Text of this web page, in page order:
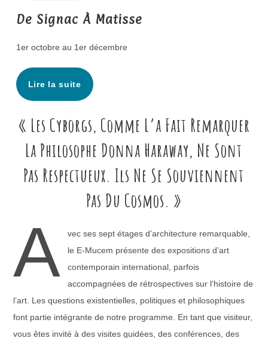
De Signac À Matisse
1er octobre au 1er décembre
Lire la suite
« Les Cyborgs, Comme L’a Fait Remarquer
La Philosophe Donna Haraway, Ne Sont
Pas Respectueux. Ils Ne Se Souviennent
Pas Du Cosmos. »
A
vec ses sept étages d’architecture remarquable,
le E-Mucem présente des expositions d’art
contemporain international, parfois
accompagnées de rétrospectives sur l’histoire de
l’art. Les questions existentielles, politiques et philosophiques
font partie intégrante de notre programme. En tant que visiteur,
vous êtes invité à des visites guidées, des conférences, des